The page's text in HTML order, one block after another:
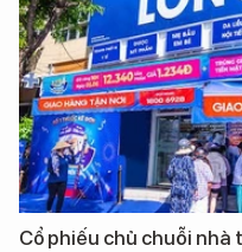
Cổ phiếu chủ chuỗi